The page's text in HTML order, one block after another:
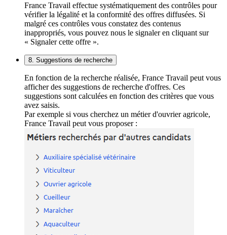
France Travail effectue systématiquement des contrôles pour
vérifier la légalité et la conformité des offres diffusées. Si
malgré ces contrôles vous constatez des contenus
inappropriés, vous pouvez nous le signaler en cliquant sur
« Signaler cette offre ».
8. Suggestions de recherche
En fonction de la recherche réalisée, France Travail peut vous
afficher des suggestions de recherche d'offres. Ces
suggestions sont calculées en fonction des critères que vous
avez saisis.
Par exemple si vous cherchez un métier d'ouvrier agricole,
France Travail peut vous proposer :